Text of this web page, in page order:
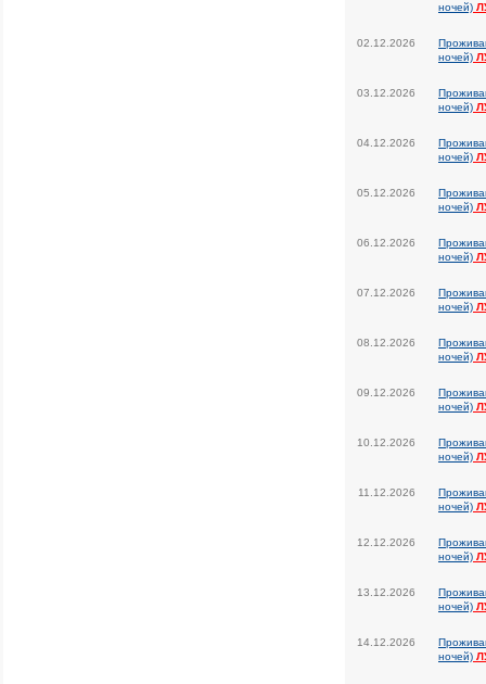
ночей)
02.12.2026
ночей)
03.12.2026
ночей)
04.12.2026
ночей)
05.12.2026
ночей)
06.12.2026
ночей)
07.12.2026
ночей)
08.12.2026
ночей)
09.12.2026
ночей)
10.12.2026
ночей)
11.12.2026
ночей)
12.12.2026
ночей)
13.12.2026
ночей)
14.12.2026
ночей)